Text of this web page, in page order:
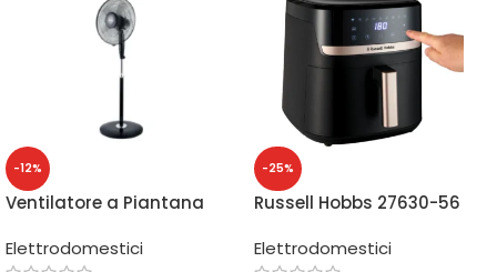
-12%
Ventilatore a Piantana
Elettrodomestici
-25%
Russell Hobbs 27630-56
Elettrodomestici